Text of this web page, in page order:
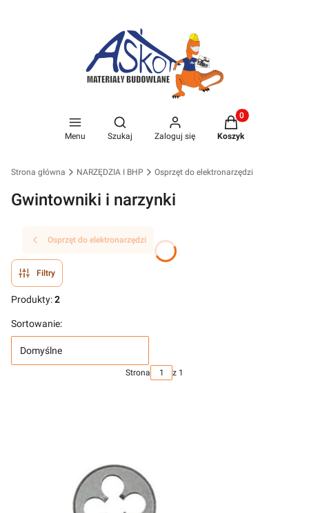
Menu
Otwórz wyszukiwarkę
Szukaj Zaloguj się
Produkty w
Koszyk
Strona główna NARZĘDZIA I BHP Osprzęt do elektronarzędzi
Gwintowniki i narzynki
Osprzęt do elektronarzędzi
Filtry
Produkty:2
Sortowanie:
Domyślne
Strona z 1